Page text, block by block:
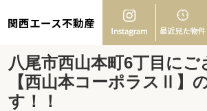
関西エース不動産
八尾市西山本町6丁目にご
【西山本コーポラスⅡ】
す！！